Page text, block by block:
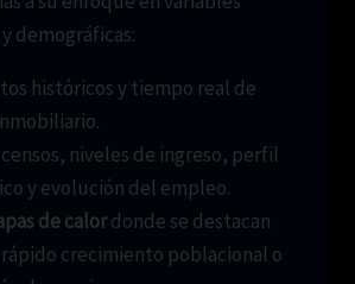
demográficas:
históricos y tiempo real de
niveles de ingreso, perfil
y evolución del empleo.
de calordonde se destacan
rápido crecimiento poblacional o